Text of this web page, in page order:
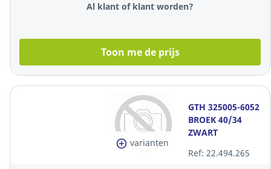
Al klant of klant worden?
Toon me de prijs
varianten
GTH 325005-6052
BROEK 40/34
ZWART
Ref: 22.494.265